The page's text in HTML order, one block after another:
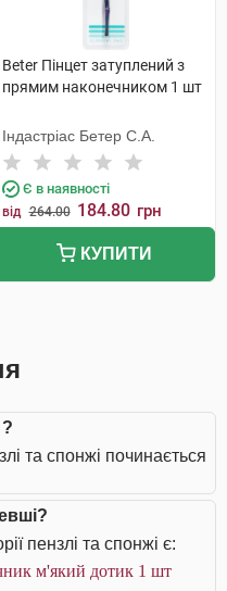
Beter Пінцет затуплений з
прямим наконечником 1 шт
Індастріас Бетер С.А.
Є в наявності
від 264.00 184.80 грн
КУПИТИ
та спонжі починається
пензлі та спонжі є:
м'який дотик 1 шт